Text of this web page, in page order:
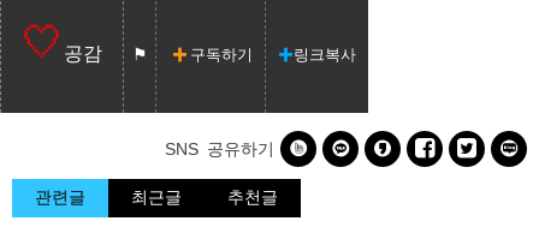
공감 구독하기 링크복사
SNS 공유하기      
관련글 최근글 추천글